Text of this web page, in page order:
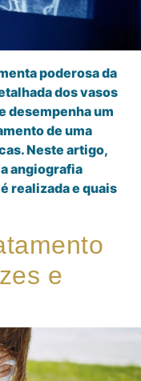
poderosa da
dos vasos
desempenha um
de uma
Neste artigo,
angiografia
realizada e quais
e